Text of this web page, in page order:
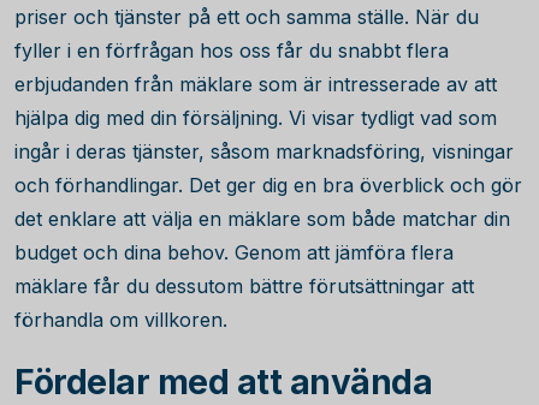
priser och tjänster på ett och samma ställe. När du
fyller i en förfrågan hos oss får du snabbt flera
erbjudanden från mäklare som är intresserade av att
hjälpa dig med din försäljning. Vi visar tydligt vad som
ingår i deras tjänster, såsom marknadsföring, visningar
och förhandlingar. Det ger dig en bra överblick och gör
det enklare att välja en mäklare som både matchar din
budget och dina behov. Genom att jämföra flera
mäklare får du dessutom bättre förutsättningar att
förhandla om villkoren.
Fördelar med att använda